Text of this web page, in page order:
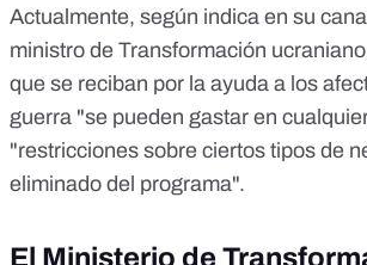
Actualmente, según indica en su
ministro de Transformación
que se reciban por la ayuda a los
guerra "se pueden gastar en
"restricciones sobre ciertos tipos de
eliminado del programa".
El Ministerio de